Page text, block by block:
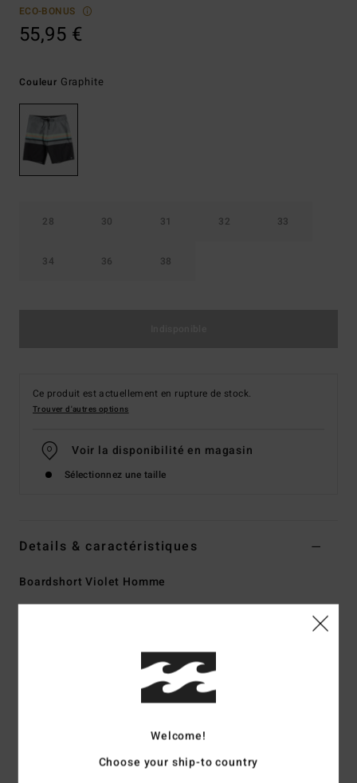
ECO-BONUS
55,95 €
Couleur Graphite
28 30 31 32 33
34 36 38
Ce produit est actuellement en rupture de stock.
Trouver d'autres options
Voir la disponibilité en magasin
Sélectionnez une taille
Details & caractéristiques
Boardshort Violet Homme
StyleEBYBS00114 Code couleurgra
Matière Recycler en polyester recyclé et surf
Imperméabilité :traitement Durable Water Repellent
Welcome!
Choose your ship-to country